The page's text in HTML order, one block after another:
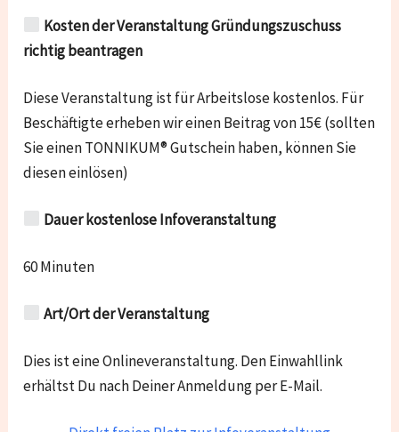
Kosten der Veranstaltung Gründungszuschuss
richtig beantragen
Diese Veranstaltung ist für Arbeitslose kostenlos. Für
Beschäftigte erheben wir einen Beitrag von 15€ (sollten
Sie einen TONNIKUM® Gutschein haben, können Sie
diesen einlösen)
Dauer kostenlose Infoveranstaltung
60 Minuten
Art/Ort der Veranstaltung
Dies ist eine Onlineveranstaltung. Den Einwahllink
erhältst Du nach Deiner Anmeldung per E-Mail.